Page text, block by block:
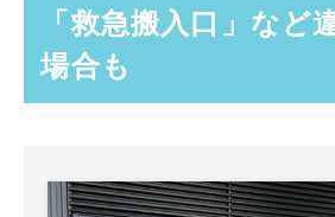
「救急搬入口」など
場合も